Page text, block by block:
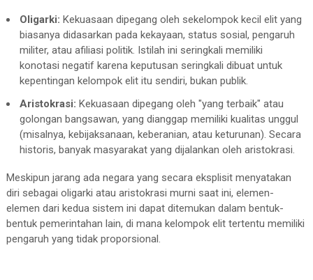
Oligarki: Kekuasaan dipegang oleh sekelompok kecil elit yang
biasanya didasarkan pada kekayaan, status sosial, pengaruh
militer, atau afiliasi politik. Istilah ini seringkali memiliki
konotasi negatif karena keputusan seringkali dibuat untuk
kepentingan kelompok elit itu sendiri, bukan publik.
Aristokrasi: Kekuasaan dipegang oleh "yang terbaik" atau
golongan bangsawan, yang dianggap memiliki kualitas unggul
(misalnya, kebijaksanaan, keberanian, atau keturunan). Secara
historis, banyak masyarakat yang dijalankan oleh aristokrasi.
Meskipun jarang ada negara yang secara eksplisit menyatakan
diri sebagai oligarki atau aristokrasi murni saat ini, elemen-
elemen dari kedua sistem ini dapat ditemukan dalam bentuk-
bentuk pemerintahan lain, di mana kelompok elit tertentu memiliki
pengaruh yang tidak proporsional.